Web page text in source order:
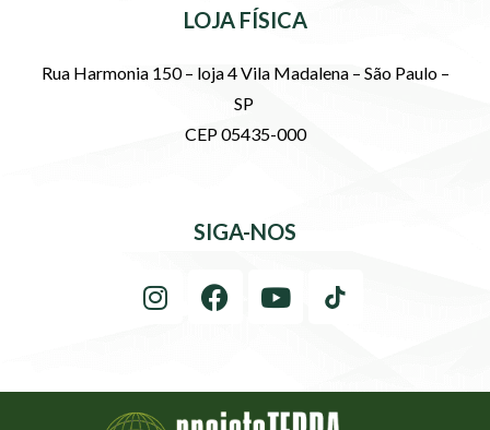
LOJA FÍSICA
Rua Harmonia 150 – loja 4 Vila Madalena – São Paulo –
SP
CEP 05435-000
SIGA-NOS